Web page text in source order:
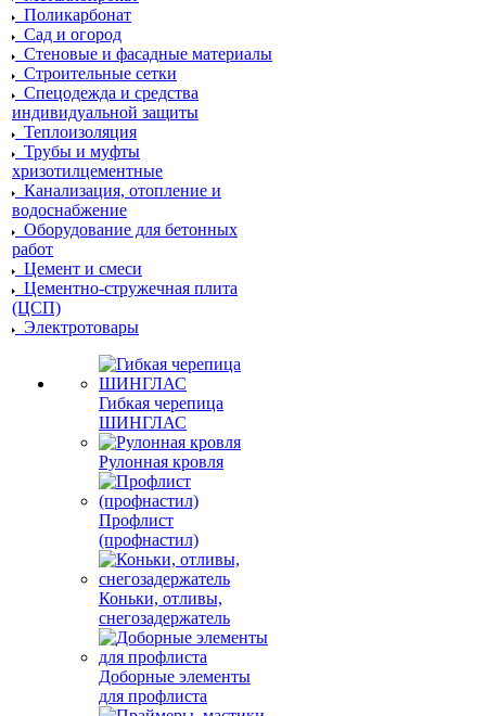
Поликарбонат
Сад и огород
Стеновые и фасадные материалы
Строительные сетки
Спецодежда и средства
индивидуальной защиты
Теплоизоляция
Трубы и муфты
хризотилцементные
Канализация, отопление и
водоснабжение
Оборудование для бетонных
работ
Цемент и смеси
Цементно-стружечная плита
(ЦСП)
Электротовары
Гибкая черепица
ШИНГЛАС
Рулонная кровля
Профлист
(профнастил)
Коньки, отливы,
снегозадержатель
Доборные элементы
для профлиста